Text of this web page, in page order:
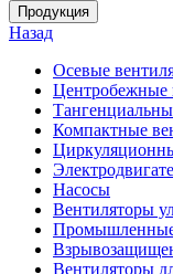
Продукция
Назад
Осевые
Центробежные
Компактные
Насосы
Вентиляторы
Вентиляторы